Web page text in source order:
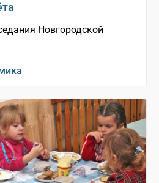
Новгородской